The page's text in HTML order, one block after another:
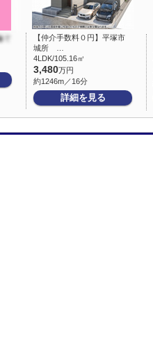
【仲介手数料０円】平塚市
城所 …
4LDK/105.16㎡
3,480万円
約1246m／16分
詳細を見る